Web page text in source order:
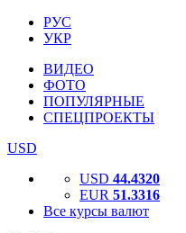
РУС
УКР
ВИДЕО
ФОТО
ПОПУЛЯРНЫЕ
СПЕЦПРОЕКТЫ
USD
USD 44.4320
EUR 51.3316
Все курсы валют